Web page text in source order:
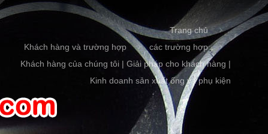
Trang chủ
Khách hàng và trường hợp
các trường hợp
Khách hàng của chúng tôi | Giải pháp cho khách hàng |
Kinh doanh sản xuất ống và phụ kiện